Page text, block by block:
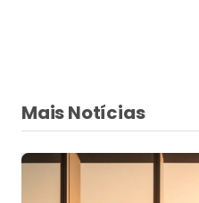
Mais Notícias